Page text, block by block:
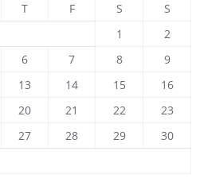
T F S
S
1
2
6 7 8
9
13 14 15
16
20 21 22
23
27 28 29
30